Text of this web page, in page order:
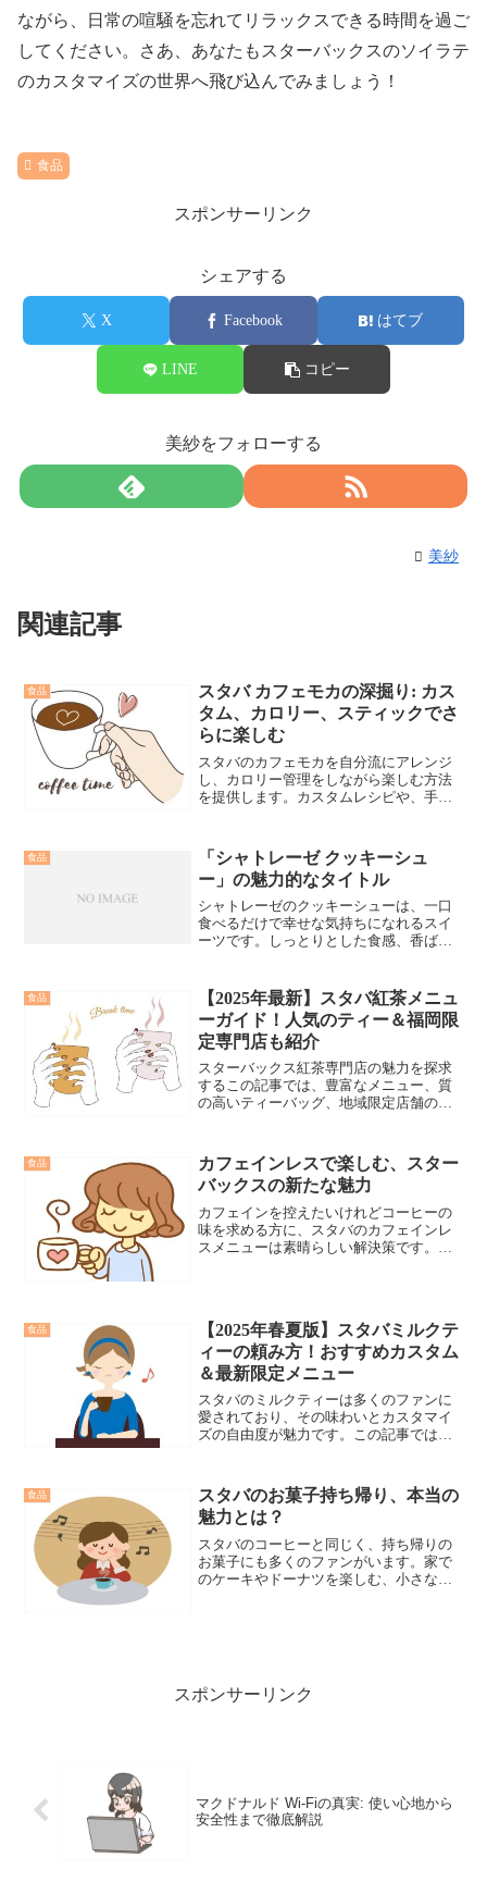
ながら、日常の喧騒を忘れてリラックスできる時間を過ご
してください。さあ、あなたもスターバックスのソイラテ
のカスタマイズの世界へ飛び込んでみましょう！
食品
スポンサーリンク
シェアする
X Facebook はてブ
LINE コピー
美紗をフォローする
美紗
関連記事
食品
スタバ カフェモカの深掘り: カス
タム、カロリー、スティックでさ
らに楽しむ
スタバのカフェモカを自分流にアレンジ
し、カロリー管理をしながら楽しむ方法
を提供します。カスタムレシピや、手軽
食品
「シャトレーゼ クッキーシュ
ー」の魅力的なタイトル
シャトレーゼのクッキーシューは、一口
食べるだけで幸せな気持ちになれるスイ
ーツです。しっとりとした食感、香ばし
ャトレーゼのクッキーシューを手に取
り、その魅力を体験してみてください。
一度食べたらやめられない、クッキーシ
ューの魅力をぜひ堪能してください。
食品
【2025年最新】スタバ紅茶メニュ
ーガイド！人気のティー＆福岡限
定専門店も紹介
スターバックス紅茶専門店の魅力を探求
するこの記事では、豊富なメニュー、質
の高いティーバッグ、地域限定店舗の特
存在です。
食品
カフェインレスで楽しむ、スター
バックスの新たな魅力
カフェインを控えたいけれどコーヒーの
味を求める方に、スタバのカフェインレ
スメニューは素晴らしい解決策です。風
食品
【2025年春夏版】スタバミルクテ
ィーの頼み方！おすすめカスタム
＆最新限定メニュー
スタバのミルクティーは多くのファンに
愛されており、その味わいとカスタマイ
ズの自由度が魅力です。この記事では、
ます。スタバ ミルクティーの世界を探求
し、その魅力を十二分に楽しむ手助けを
します。
食品
スタバのお菓子持ち帰り、本当の
魅力とは？
スタバのコーヒーと同じく、持ち帰りの
お菓子にも多くのファンがいます。家で
のケーキやドーナツを楽しむ、小さな贅
スポンサーリンク
マクドナルド Wi-Fiの真実: 使い心地から
安全性まで徹底解説